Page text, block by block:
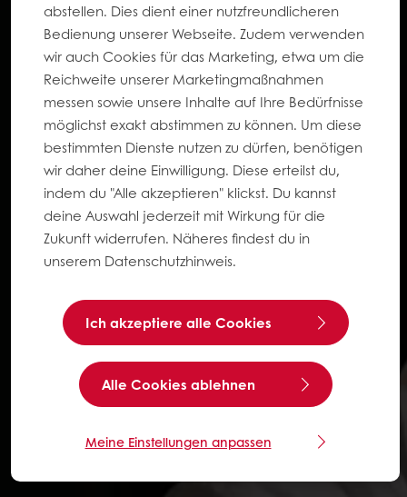
abstellen. Dies dient einer nutzfreundlicheren
Bedienung unserer Webseite. Zudem verwenden
wir auch Cookies für das Marketing, etwa um die
Reichweite unserer Marketingmaßnahmen
messen sowie unsere Inhalte auf Ihre Bedürfnisse
möglichst exakt abstimmen zu können. Um diese
bestimmten Dienste nutzen zu dürfen, benötigen
wir daher deine Einwilligung. Diese erteilst du,
indem du "Alle akzeptieren" klickst. Du kannst
deine Auswahl jederzeit mit Wirkung für die
Zukunft widerrufen. Näheres findest du in
unserem Datenschutzhinweis.
Ich akzeptiere alle Cookies
Alle Cookies ablehnen
Meine Einstellungen anpassen